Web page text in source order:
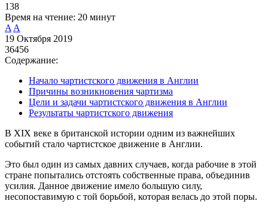
138
Время на чтение: 20 минут
A A
19 Октября 2019
36456
Содержание:
Начало чартистского движения в Англии
Причины возникновения чартизма
Цели и задачи чартистского движения в Англии
Результаты чартистского движения
В ХIХ веке в британской истории одним из важнейших
событий стало чартистское движение в Англии.
Это был один из самых давних случаев, когда рабочие в этой
стране попытались отстоять собственные права, объединив
усилия. Данное движение имело большую силу,
несопоставимую с той борьбой, которая велась до этой поры.